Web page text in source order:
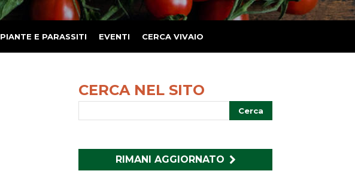
PIANTE E PARASSITI EVENTI CERCA VIVAIO
CERCA NEL SITO
RIMANI AGGIORNATO